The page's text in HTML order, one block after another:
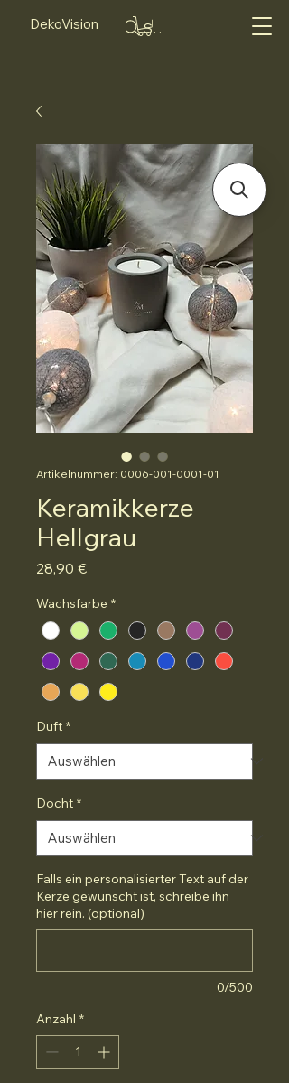
DekoVision Suche...
Artikelnummer: 0006-001-0001-01
Keramikkerze
Hellgrau
28,90 €Preis
Wachsfarbe *
Duft *
Docht *
Falls ein personalisierter Text auf der
Kerze gewünscht ist, schreibe ihn
hier rein. (optional)
0/500
Anzahl *